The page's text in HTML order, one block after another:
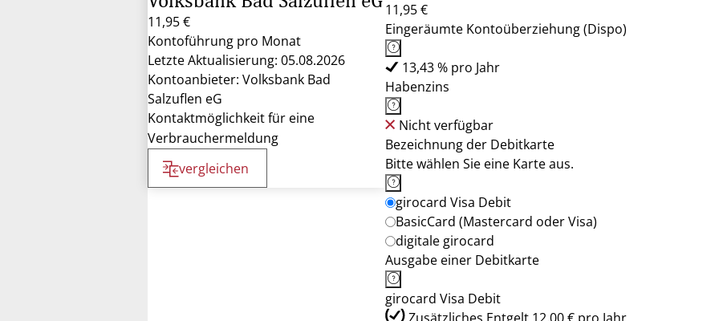
11,95 €
Kontoführung pro Monat
Letzte Aktualisierung: 05.08.2026
Kontoanbieter: Volksbank Bad
Salzuflen eG
Kontaktmöglichkeit für eine
Verbrauchermeldung
vergleichen
11,95 €
Eingeräumte Kontoüberziehung (Dispo)
13,43 % pro Jahr
Habenzins
Nicht verfügbar
Bezeichnung der Debitkarte
Bitte wählen Sie eine Karte aus.
girocard Visa Debit
BasicCard (Mastercard oder Visa)
digitale girocard
Ausgabe einer Debitkarte
girocard Visa Debit